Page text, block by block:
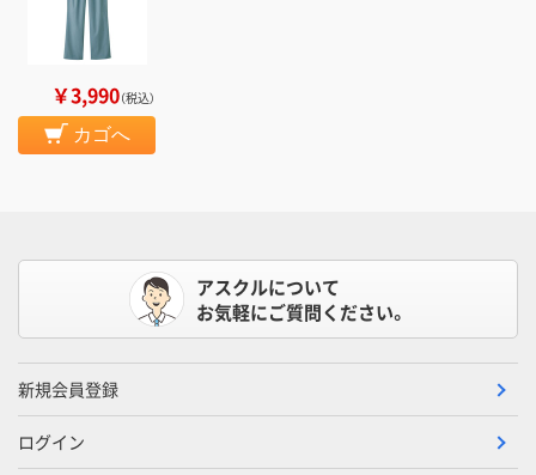
￥3,990（税込）
カゴへ
アスクルについて
お気軽にご質問ください。
新規会員登録
ログイン